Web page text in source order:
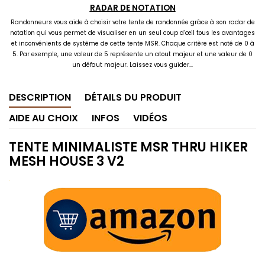
RADAR DE NOTATION
Randonneurs vous aide à choisir votre tente de randonnée grâce à son radar de
notation qui vous permet de visualiser en un seul coup d’œil tous les avantages
et inconvénients de système de cette tente MSR. Chaque critère est noté de 0 à
5. Par exemple, une valeur de 5 représente un atout majeur et une valeur de 0
un défaut majeur. Laissez vous guider...
DESCRIPTION
DÉTAILS DU PRODUIT
AIDE AU CHOIX
INFOS VIDÉOS
TENTE MINIMALISTE MSR THRU HIKER
MESH HOUSE 3 V2
.